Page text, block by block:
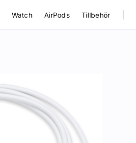
Watch AirPods Tillbehör